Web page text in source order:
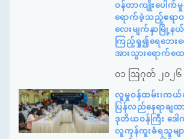
ဝန်တာကျိုးပေါက်မှု
ရောက်ခဲ့သည့်ဧရာ
လေးမျက်နှာမ
ကြည့်ရှု၍ရေဘေးရှ
အားသွားရောက်ထေ
၀၁ ဩဂုတ် ၂၀၂၆
လူမှုဝန်ထမ်း၊ကယ်
ပြန်လည်နေရာချထ
ဒုတိယဝန်ကြီး ဒေ
လူကုန်ကူးခံရသူမျာ